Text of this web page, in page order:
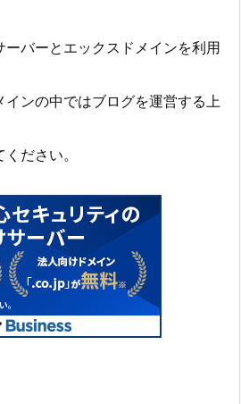
ーバーとエックスドメインを利用
インの中ではブログを運営する上
ださい。